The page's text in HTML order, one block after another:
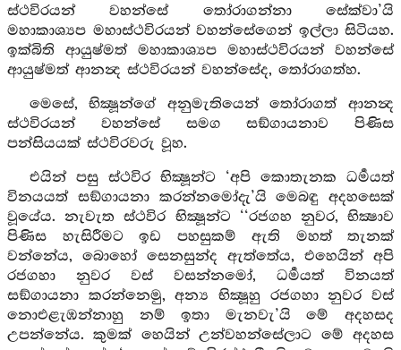
ස්ථවිරයන් වහන්සේ තෝරාගන්නා සේක්වා’යි
මහාකාශ්‍යප මහාස්ථවිරයන් වහන්සේගෙන් ඉල්ලා සිටියහ.
ඉක්බිති ආයුෂ්මත් මහාකාශ්‍යප මහාස්ථවිරයන් වහන්සේ
ආයුෂ්මත් ආනන්‍ද ස්ථවිරයන් වහන්සේද, තෝරාගත්හ.
මෙසේ, භික්‍ෂූන්ගේ අනුමැතියෙන් තෝරාගත් ආනන්‍ද
ස්ථවිරයන් වහන්සේ සමග සඞ්ගායනාව පිණිස
පන්සියයක් ස්ථවිරවරු වූහ.
එයින් පසු ස්ථවිර භික්‍ෂූන්ට ‘අපි කොතැනක ධර්‍මයත්
විනයයත් සඞ්ගායනා කරන්නමෝදැ’යි මෙබඳු අදහසෙක්
වූයේය. නැවැත ස්ථවිර භික්‍ෂූන්ට ‘‘රජගහ නුවර, භික්‍ෂාව
පිණිස හැසිරීමට ඉඩ පහසුකම් ඇති මහත් තැනක්
වන්නේය, බොහෝ සෙනසුන්ද ඇත්තේය, එහෙයින් අපි
රජගහා නුවර වස් වසන්නමෝ, ධර්‍මයත් විනයත්
සඞ්ගායනා කරන්නෙමු, අන්‍ය භික්‍ෂූහු රජගහා නුවර වස්
නොඑළැඹන්නාහු නම් ඉතා මැනවැ’යි මේ අදහසද
උපන්නේය. කුමක් හෙයින් උන්වහන්සේලාට මේ අදහස